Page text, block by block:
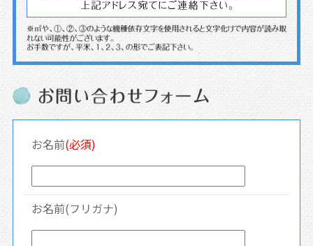
お名前(必須)
お名前(フリガナ)